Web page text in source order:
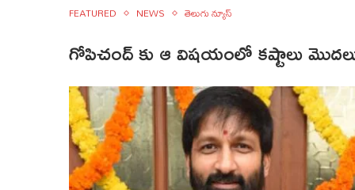
FEATURED NEWS తెలుగు న్యూస్
గోపిచంద్ కు ఆ విషయంలో కష్టాలు